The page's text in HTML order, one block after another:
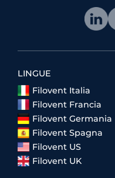
LINGUE
Filovent Italia
Filovent Francia
Filovent Germania
Filovent Spagna
Filovent US
Filovent UK